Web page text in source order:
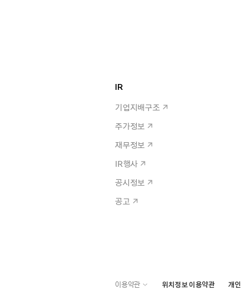
IR
기업지배구조
주가정보
재무정보
IR행사
공시정보
공고
이용약관 위치정보 이용약관 개